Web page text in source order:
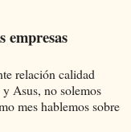
empresas
relación calidad
Asus, no solemos
mes hablemos sobre